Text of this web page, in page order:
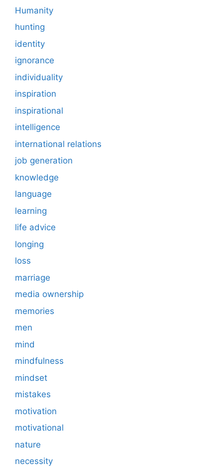
Humanity
hunting
identity
ignorance
individuality
inspiration
inspirational
intelligence
international relations
job generation
knowledge
language
learning
life advice
longing
loss
marriage
media ownership
memories
men
mind
mindfulness
mindset
mistakes
motivation
motivational
nature
necessity